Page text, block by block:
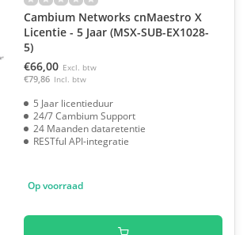
Cambium Networks cnMaestro X
Licentie - 5 Jaar (MSX-SUB-EX1028-
5)
€66,00 Excl. btw
€79,86 Incl. btw
5 Jaar licentieduur
24/7 Cambium Support
24 Maanden dataretentie
RESTful API-integratie
Op voorraad